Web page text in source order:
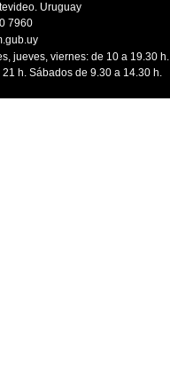
Uruguay
7960
jueves, viernes: de 10 a 19.30 h.
21 h. Sábados de 9.30 a 14.30 h.